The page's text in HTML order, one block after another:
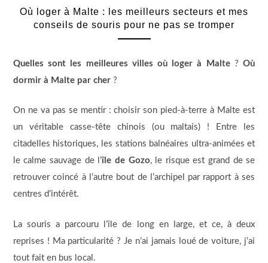
Où loger à Malte : les meilleurs secteurs et mes
conseils de souris pour ne pas se tromper
Quelles sont les meilleures villes où loger à Malte?Où
dormir à Malte par cher?
On ne va pas se mentir : choisir son pied-à-terre à Malte est
un véritable casse-tête chinois (ou maltais) ! Entre les
citadelles historiques, les stations balnéaires ultra-animées et
le calme sauvage de l’île de Gozo, le risque est grand de se
retrouver coincé à l’autre bout de l’archipel par rapport à ses
centres d’intérêt.
La souris a parcouru l’île de long en large, et ce, à deux
reprises ! Ma particularité ? Je n’ai jamais loué de voiture, j’ai
tout fait en bus local.